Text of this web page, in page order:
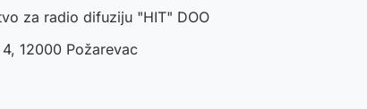
za radio difuziju "HIT" DOO
12000 Požarevac